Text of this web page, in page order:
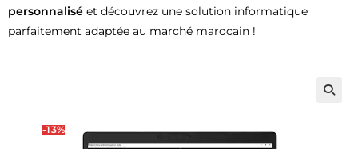
personnalisé et découvrez une solution informatique
parfaitement adaptée au marché marocain !
-13%